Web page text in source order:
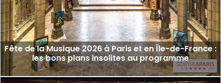
Fête de la Musique 2026 à Paris et en Île-de-France :
les bons plans insolites au programme